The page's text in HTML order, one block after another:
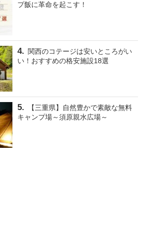
プ飯に革命を起こす！
関西のコテージは安いところがい
い！おすすめの格安施設18選
【三重県】自然豊かで素敵な無料
キャンプ場～須原親水広場～